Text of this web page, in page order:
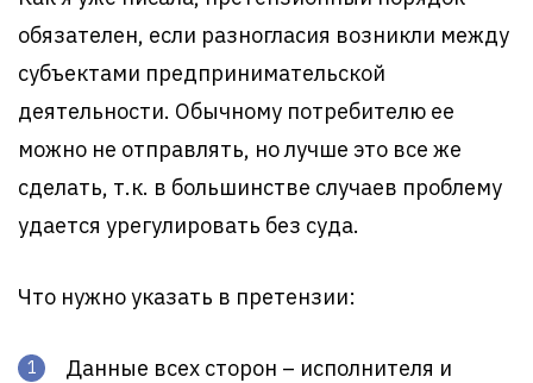
обязателен, если разногласия возникли между
субъектами предпринимательской
деятельности. Обычному потребителю ее
можно не отправлять, но лучше это все же
сделать, т.к. в большинстве случаев проблему
удается урегулировать без суда.
Что нужно указать в претензии:
Данные всех сторон – исполнителя и